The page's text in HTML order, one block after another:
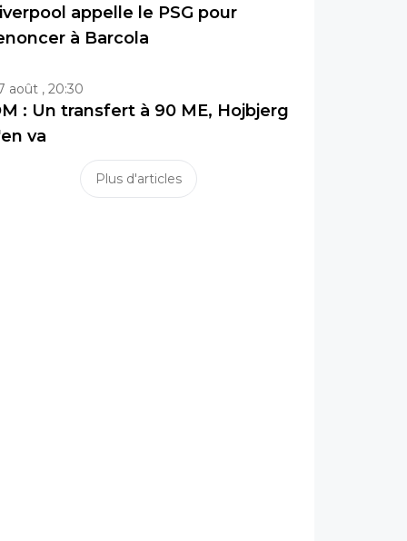
appelle le PSG pour
à Barcola
août , 20:30
: Un transfert à 90 ME, Hojbjerg
va
Plus d'articles